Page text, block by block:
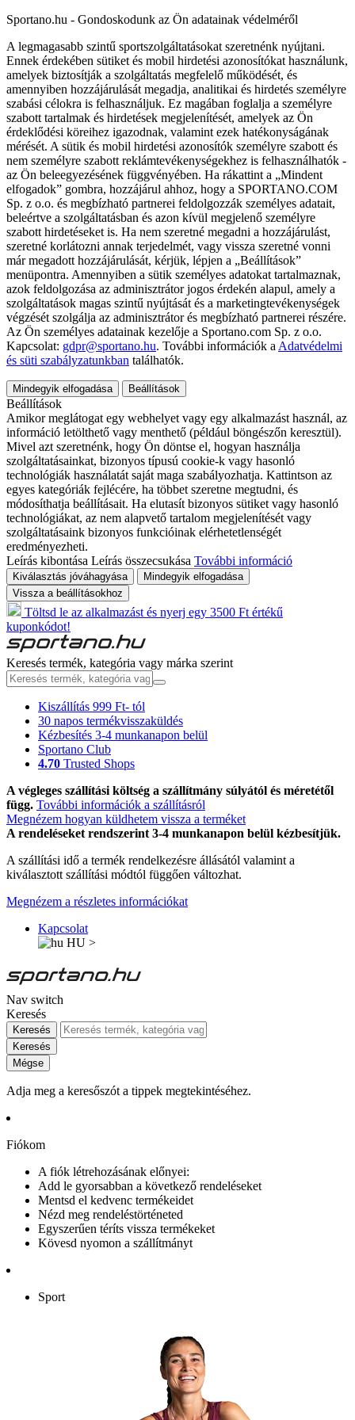
Sportano.hu - Gondoskodunk az Ön adatainak védelméről
A legmagasabb szintű sportszolgáltatásokat szeretnénk nyújtani.
Ennek érdekében sütiket és mobil hirdetési azonosítókat használunk,
amelyek biztosítják a szolgáltatás megfelelő működését, és
amennyiben hozzájárulását megadja, analitikai és hirdetés személyre
szabási célokra is felhasználjuk. Ez magában foglalja a személyre
szabott tartalmak és hirdetések megjelenítését, amelyek az Ön
érdeklődési köreihez igazodnak, valamint ezek hatékonyságának
mérését. A sütik és mobil hirdetési azonosítók személyre szabott és
nem személyre szabott reklámtevékenységekhez is felhasználhatók -
az Ön beleegyezésének függvényében. Ha rákattint a „Mindent
elfogadok” gombra, hozzájárul ahhoz, hogy a SPORTANO.COM
Sp. z o.o. és megbízható partnerei feldolgozzák személyes adatait,
beleértve a szolgáltatásban és azon kívül megjelenő személyre
szabott hirdetéseket is. Ha nem szeretné megadni a hozzájárulást,
szeretné korlátozni annak terjedelmét, vagy vissza szeretné vonni
már megadott hozzájárulását, kérjük, lépjen a „Beállítások”
menüpontra. Amennyiben a sütik személyes adatokat tartalmaznak,
azok feldolgozása az adminisztrátor jogos érdekén alapul, amely a
szolgáltatások magas szintű nyújtását és a marketingtevékenységek
végzését szolgálja az adminisztrátor és megbízható partnerei részére.
Az Ön személyes adatainak kezelője a Sportano.com Sp. z o.o.
Kapcsolat: gdpr@sportano.hu. További információk a Adatvédelmi
és süti szabályzatunkban találhatók.
Mindegyik elfogadása Beállítások
Beállítások
Amikor meglátogat egy webhelyet vagy egy alkalmazást használ, az
információ letölthető vagy menthető (például böngészőn keresztül).
Mivel azt szeretnénk, hogy Ön döntse el, hogyan használja
szolgáltatásainkat, bizonyos típusú cookie-k vagy hasonló
technológiák használatát saját maga szabályozhatja. Kattintson az
egyes kategóriák fejlécére, ha többet szeretne megtudni, és
módosíthatja beállításait. Ha elutasít bizonyos sütiket vagy hasonló
technológiákat, az nem alapvető tartalom megjelenítését vagy
szolgáltatásaink bizonyos funkcióinak elérhetetlenségét
eredményezheti.
Leírás kibontása Leírás összecsukása További információ
Kiválasztás jóváhagyása
Mindegyik elfogadása
Vissza a beállításokhoz
Töltsd le az alkalmazást és nyerj egy 3500 Ft értékű
kuponkódot!
Keresés termék, kategória vagy márka szerint
Kiszállítás 999 Ft- tól
30 napos termékvisszaküldés
Kézbesítés 3-4 munkanapon belül
Sportano Club
4.70 Trusted Shops
A végleges szállítási költség a szállítmány súlyától és méretétől
függ. További információk a szállításról
Megnézem hogyan küldhetem vissza a terméket
A rendeléseket rendszerint 3-4 munkanapon belül kézbesítjük.
A szállítási idő a termék rendelkezésre állásától valamint a
kiválasztott szállítási módtól függően változhat.
Megnézem a részletes információkat
Kapcsolat
HU >
Nav switch
Keresés
Keresés
Keresés
Mégse
Adja meg a keresőszót a tippek megtekintéséhez.
Fiókom
A fiók létrehozásának előnyei:
Add le gyorsabban a következő rendeléseket
Mentsd el kedvenc termékeidet
Nézd meg rendeléstörténeted
Egyszerűen téríts vissza termékeket
Kövesd nyomon a szállítmányt
Sport